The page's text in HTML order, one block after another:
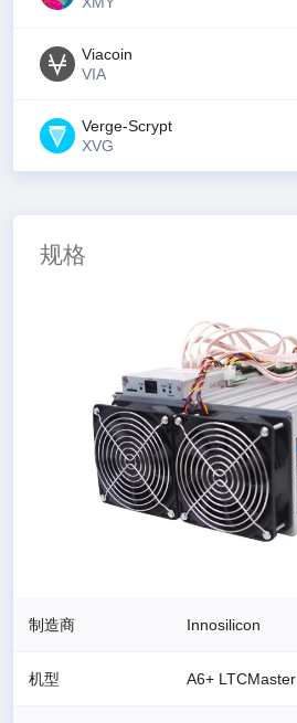
Viacoin
VIA
Verge-Scrypt
XVG
规格
制造商 Innosilicon
机型 A6+ LTCMaster